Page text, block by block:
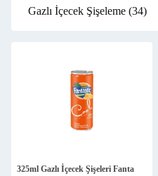
Gazlı İçecek Şişeleme (34)
325ml Gazlı İçecek Şişeleri Fanta